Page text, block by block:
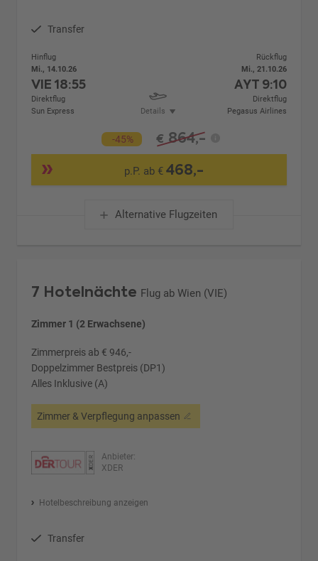
Transfer
Hinflug
Mi., 14.10.26
VIE18:55
Direktflug
Sun Express
Details
Rückflug
Mi., 21.10.26
AYT 9:10
Direktflug
Pegasus Airlines
-45% € 864,-
p.P. ab €468,-
Alternative Flugzeiten
7 Hotelnächte Flug ab Wien (VIE)
Zimmer 1 (2 Erwachsene)
Zimmerpreis ab € 946,-
Doppelzimmer Bestpreis (DP1)
Alles Inklusive (A)
Zimmer & Verpflegung anpassen
Anbieter:
XDER
Hotelbeschreibung anzeigen
Transfer